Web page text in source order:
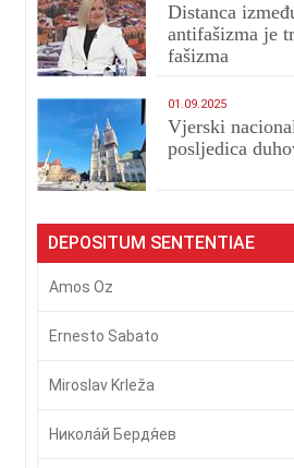
Distanca
antifašizma je
fašizma
01.09.2025
​Vjerski
posljedica
DEPOSITUM SENTENTIAE
Amos Oz
Ernesto Sabato
Miroslav Krleža
Никола́й Бердя́ев